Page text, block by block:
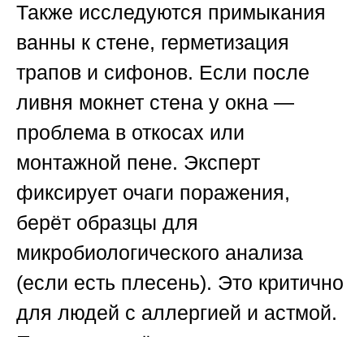
Также исследуются примыкания
ванны к стене, герметизация
трапов и сифонов. Если после
ливня мокнет стена у окна —
проблема в откосах или
монтажной пене. Эксперт
фиксирует очаги поражения,
берёт образцы для
микробиологического анализа
(если есть плесень). Это критично
для людей с аллергией и астмой.